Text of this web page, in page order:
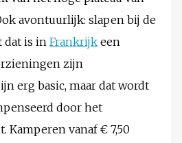
avontuurlijk: slapen bij de
dat is in Frankrijk een
zijn
erg basic, maar dat wordt
door het
Kamperen vanaf € 7,50